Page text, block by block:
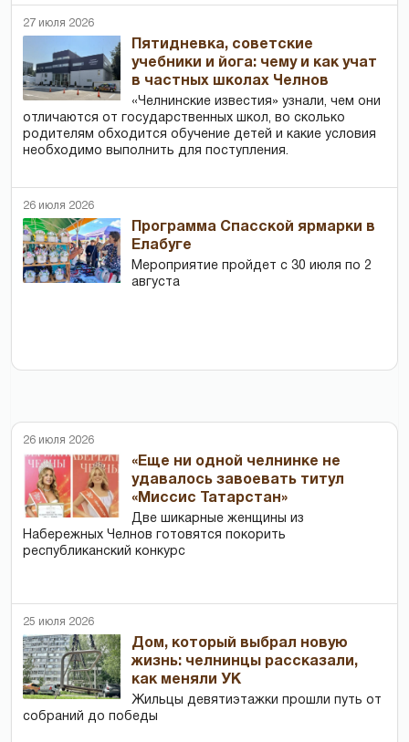
27 июля 2026
Пятидневка, советские
учебники и йога: чему и как учат
в частных школах Челнов
«Челнинские известия» узнали, чем они
отличаются от государственных школ, во сколько
родителям обходится обучение детей и какие условия
необходимо выполнить для поступления.
26 июля 2026
Программа Спасской ярмарки в
Елабуге
Мероприятие пройдет с 30 июля по 2
августа
26 июля 2026
«Еще ни одной челнинке не
удавалось завоевать титул
«Миссис Татарстан»
Две шикарные женщины из
Набережных Челнов готовятся покорить
республиканский конкурс
25 июля 2026
Дом, который выбрал новую
жизнь: челнинцы рассказали,
как меняли УК
Жильцы девятиэтажки прошли путь от
собраний до победы